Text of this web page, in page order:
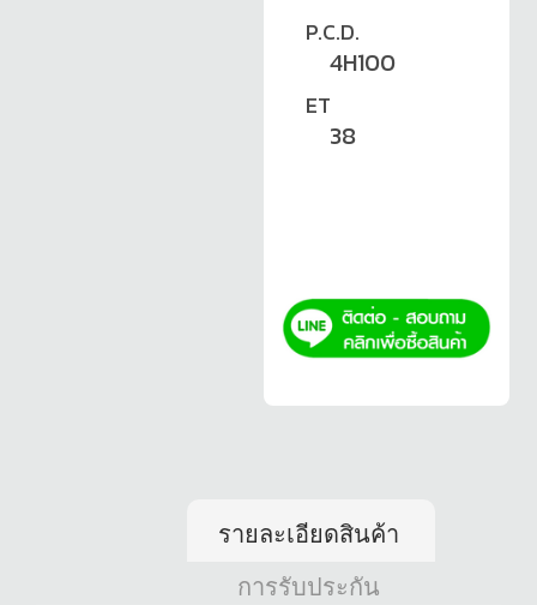
P.C.D.
4H100
ET
38
รายละเอียดสินค้า
การรับประกัน